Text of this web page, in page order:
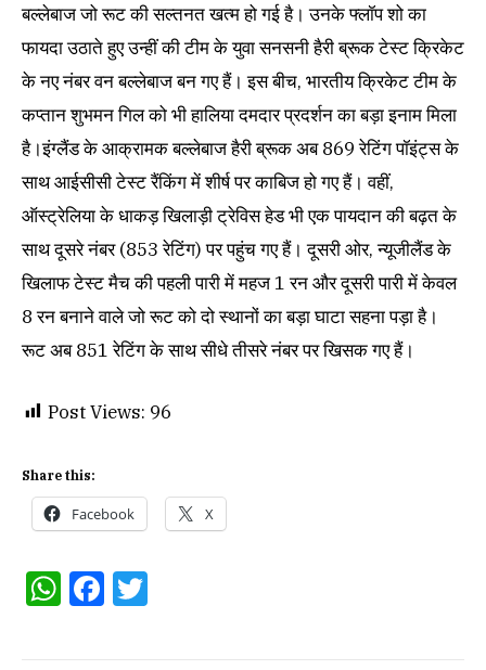
बल्लेबाज जो रूट की सल्तनत खत्म हो गई है। उनके फ्लॉप शो का
फायदा उठाते हुए उन्हीं की टीम के युवा सनसनी हैरी ब्रूक टेस्ट क्रिकेट
के नए नंबर वन बल्लेबाज बन गए हैं। इस बीच, भारतीय क्रिकेट टीम के
कप्तान शुभमन गिल को भी हालिया दमदार प्रदर्शन का बड़ा इनाम मिला
है।इंग्लैंड के आक्रामक बल्लेबाज हैरी ब्रूक अब 869 रेटिंग पॉइंट्स के
साथ आईसीसी टेस्ट रैंकिंग में शीर्ष पर काबिज हो गए हैं। वहीं,
ऑस्ट्रेलिया के धाकड़ खिलाड़ी ट्रेविस हेड भी एक पायदान की बढ़त के
साथ दूसरे नंबर (853 रेटिंग) पर पहुंच गए हैं। दूसरी ओर, न्यूजीलैंड के
खिलाफ टेस्ट मैच की पहली पारी में महज 1 रन और दूसरी पारी में केवल
8 रन बनाने वाले जो रूट को दो स्थानों का बड़ा घाटा सहना पड़ा है।
रूट अब 851 रेटिंग के साथ सीधे तीसरे नंबर पर खिसक गए हैं।
Post Views: 96
Share this:
Facebook X
WhatsApp
Facebook